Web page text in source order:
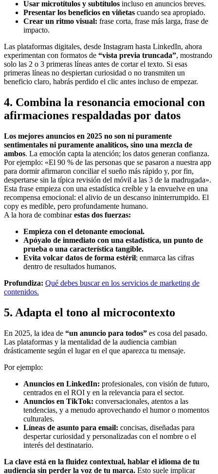
Usar microtítulos y subtítulos incluso en anuncios breves.
Presentar los beneficios en viñetas cuando sea apropiado.
Crear un ritmo visual: frase corta, frase más larga, frase de
impacto.
Las plataformas digitales, desde Instagram hasta LinkedIn, ahora
experimentan con formatos de “vista previa truncada”, mostrando
solo las 2 o 3 primeras líneas antes de cortar el texto. Si esas
primeras líneas no despiertan curiosidad o no transmiten un
beneficio claro, habrás perdido el clic antes incluso de empezar.
4. Combina la resonancia emocional con
afirmaciones respaldadas por datos
Los mejores anuncios en 2025 no son ni puramente
sentimentales ni puramente analíticos, sino una mezcla de
ambos. La emoción capta la atención; los datos generan confianza.
Por ejemplo: «El 90 % de las personas que se pasaron a nuestra app
para dormir afirmaron conciliar el sueño más rápido y, por fin,
despertarse sin la típica revisión del móvil a las 3 de la madrugada».
Esta frase empieza con una estadística creíble y la envuelve en una
recompensa emocional: el alivio de un descanso ininterrumpido. El
copy es medible, pero profundamente humano.
A la hora de combinarestas dos fuerzas:
Empieza con el detonante emocional.
Apóyalo de inmediato con una estadística, un punto de
prueba o una característica tangible.
Evita volcar datos de forma estéril; enmarca las cifras
dentro de resultados humanos.
Profundiza: Qué debes buscar en los servicios de marketing de
contenidos.
5. Adapta el tono al microcontexto
En 2025, la idea de “un anuncio para todos” es cosa del pasado.
Las plataformas y la mentalidad de la audiencia cambian
drásticamente según el lugar en el que aparezca tu mensaje.
Por ejemplo:
Anuncios en LinkedIn: profesionales, con visión de futuro,
centrados en el ROI y en la relevancia para el sector.
Anuncios en TikTok: conversacionales, atentos a las
tendencias, y a menudo aprovechando el humor o momentos
culturales.
Líneas de asunto para email: concisas, diseñadas para
despertar curiosidad y personalizadas con el nombre o el
interés del destinatario.
La clave está en la fluidez contextual, hablar el idioma de tu
audiencia sin perder la voz de tu marca. Esto suele implicar